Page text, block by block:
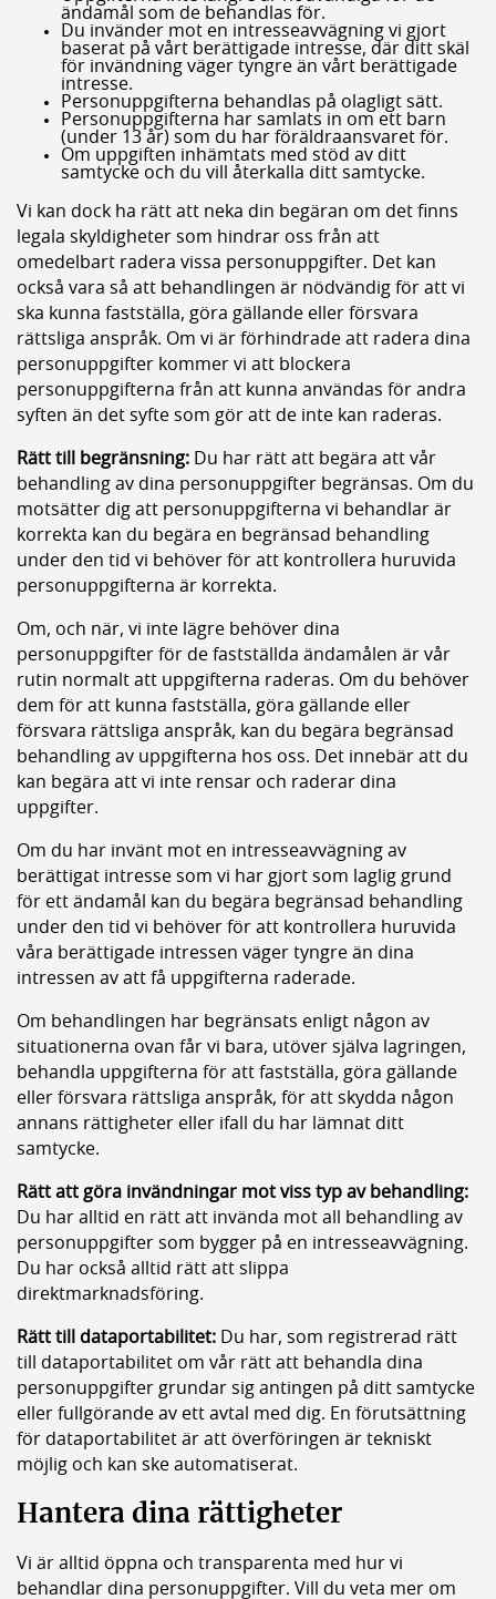
ändamål som de behandlas för.
Du invänder mot en intresseavvägning vi gjort
baserat på vårt berättigade intresse, där ditt skäl
för invändning väger tyngre än vårt berättigade
intresse.
Personuppgifterna behandlas på olagligt sätt.
Personuppgifterna har samlats in om ett barn
(under 13 år) som du har föräldraansvaret för.
Om uppgiften inhämtats med stöd av ditt
samtycke och du vill återkalla ditt samtycke.
Vi kan dock ha rätt att neka din begäran om det finns
legala skyldigheter som hindrar oss från att
omedelbart radera vissa personuppgifter. Det kan
också vara så att behandlingen är nödvändig för att vi
ska kunna fastställa, göra gällande eller försvara
rättsliga anspråk. Om vi är förhindrade att radera dina
personuppgifter kommer vi att blockera
personuppgifterna från att kunna användas för andra
syften än det syfte som gör att de inte kan raderas.
Rätt till begränsning:
Du har rätt att begära att vår
behandling av dina personuppgifter begränsas. Om du
motsätter dig att personuppgifterna vi behandlar är
korrekta kan du begära en begränsad behandling
under den tid vi behöver för att kontrollera huruvida
personuppgifterna är korrekta.
Om, och när, vi inte lägre behöver dina
personuppgifter för de fastställda ändamålen är vår
rutin normalt att uppgifterna raderas. Om du behöver
dem för att kunna fastställa, göra gällande eller
försvara rättsliga anspråk, kan du begära begränsad
behandling av uppgifterna hos oss. Det innebär att du
kan begära att vi inte rensar och raderar dina
uppgifter.
Om du har invänt mot en intresseavvägning av
berättigat intresse som vi har gjort som laglig grund
för ett ändamål kan du begära begränsad behandling
under den tid vi behöver för att kontrollera huruvida
våra berättigade intressen väger tyngre än dina
intressen av att få uppgifterna raderade.
Om behandlingen har begränsats enligt någon av
situationerna ovan får vi bara, utöver själva lagringen,
behandla uppgifterna för att fastställa, göra gällande
eller försvara rättsliga anspråk, för att skydda någon
annans rättigheter eller ifall du har lämnat ditt
samtycke.
Rätt att göra invändningar mot viss typ av behandling:
Du har alltid en rätt att invända mot all behandling av
personuppgifter som bygger på en intresseavvägning.
Du har också alltid rätt att slippa
direktmarknadsföring.
Rätt till dataportabilitet: Du har, som registrerad rätt
till dataportabilitet om vår rätt att behandla dina
personuppgifter grundar sig antingen på ditt samtycke
eller fullgörande av ett avtal med dig. En förutsättning
för dataportabilitet är att överföringen är tekniskt
möjlig och kan ske automatiserat.
Hantera dina rättigheter
Vi är alltid öppna och transparenta med hur vi
behandlar dina personuppgifter. Vill du veta mer om